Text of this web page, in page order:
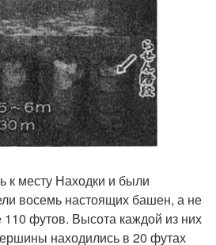
к месту Находки и были
восемь настоящих башен, а не
футов. Высота каждой из них
находились в 20 футах